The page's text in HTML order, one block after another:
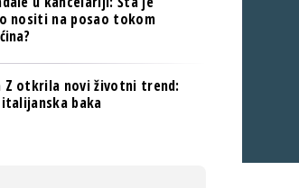
NOVO NA RAFU
nositi na posao tokom
Z otkrila novi životni trend:
baka